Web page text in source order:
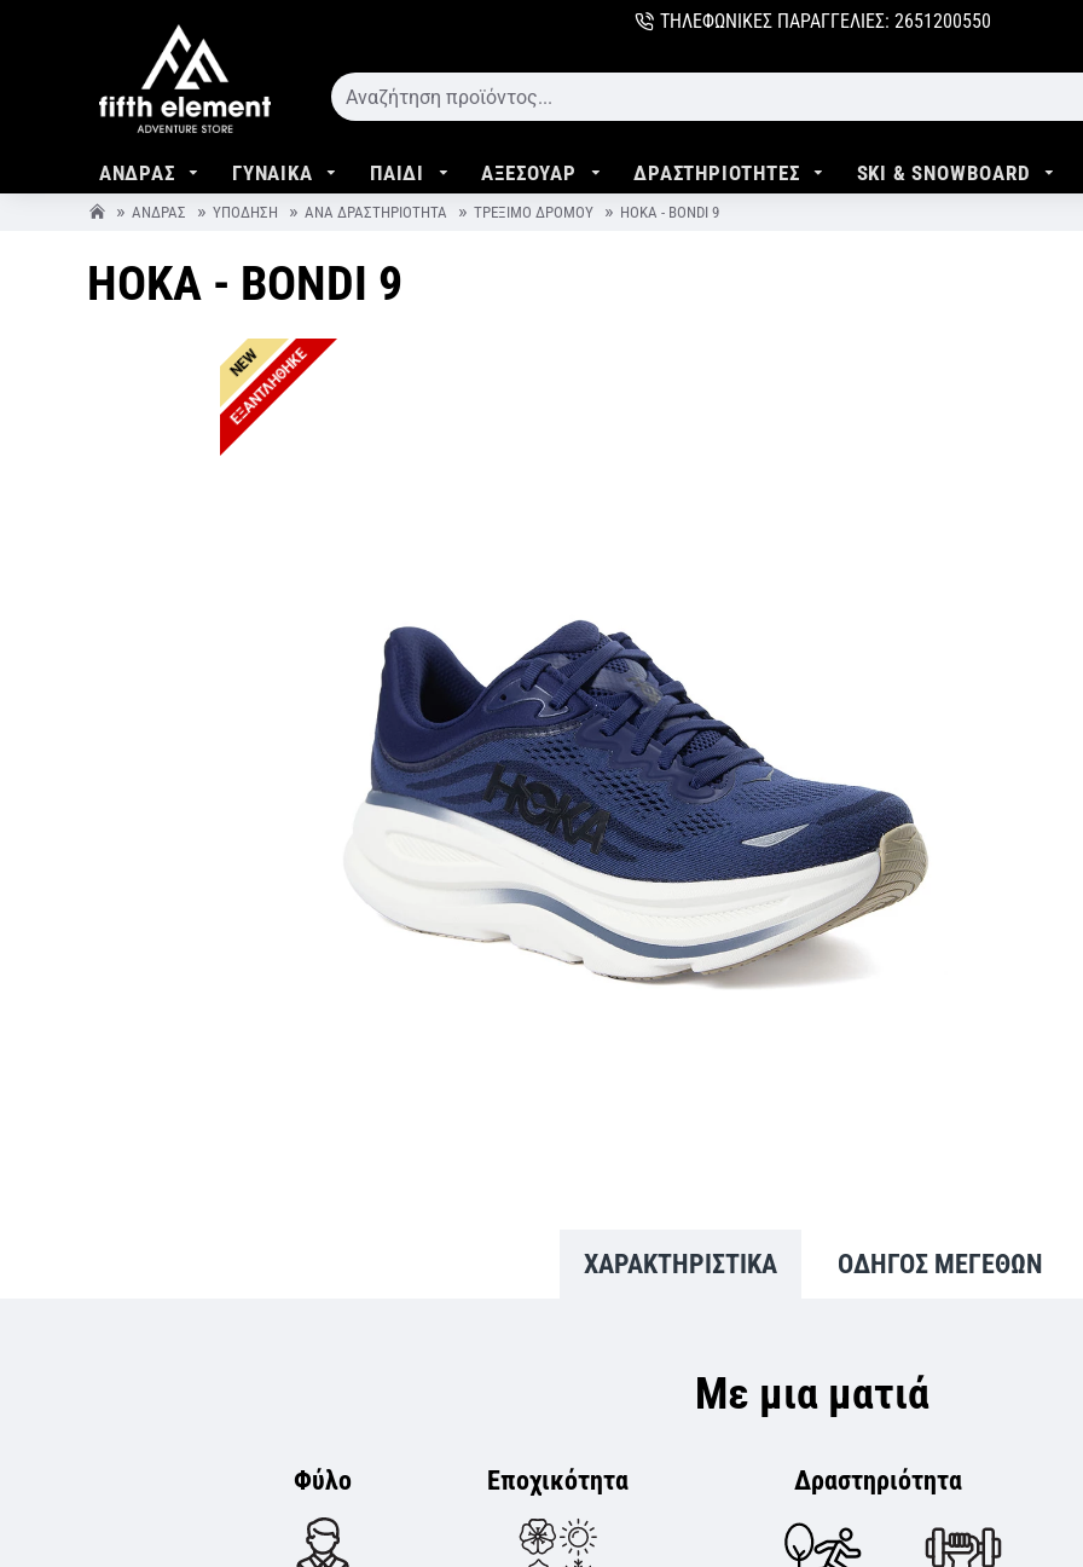
ΤΗΛΕΦΩΝΙΚΕΣ ΠΑΡΑΓΓΕΛΙΕΣ: 2651200550
ΑΝΔΡΑΣ ΓΥΝΑΙΚΑ ΠΑΙΔΙ ΑΞΕΣΟΥΑΡ ΔΡΑΣΤΗΡΙΟΤΗΤΕΣ SKI & SNOWBOARD
ΆΝΔΡΑΣ ΥΠΌΔΗΣΗ ΑΝΆ ΔΡΑΣΤΗΡΙΌΤΗΤΑ ΤΡΈΞΙΜΟ ΔΡΌΜΟΥ HOKA - BONDI 9
HOKA - BONDI 9
NEW
ΕΞΑΝΤΛΉΘΗΚΕ
ΧΑΡΑΚΤΗΡΙΣΤΙΚΑ ΟΔΗΓΟΣ ΜΕΓΕΘΩΝ
Με μια ματιά
Φύλο Εποχικότητα Δραστηριότητα